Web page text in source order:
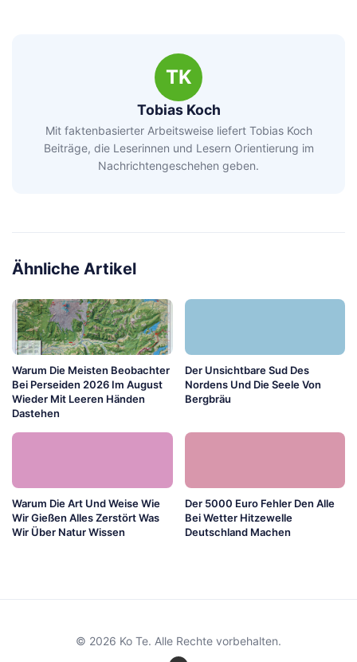
TK
Tobias Koch
Mit faktenbasierter Arbeitsweise liefert Tobias Koch
Beiträge, die Leserinnen und Lesern Orientierung im
Nachrichtengeschehen geben.
Ähnliche Artikel
Warum Die Meisten Beobachter
Bei Perseiden 2026 Im August
Wieder Mit Leeren Händen
Dastehen
Der Unsichtbare Sud Des
Nordens Und Die Seele Von
Bergbräu
Warum Die Art Und Weise Wie
Wir Gießen Alles Zerstört Was
Wir Über Natur Wissen
Der 5000 Euro Fehler Den Alle
Bei Wetter Hitzewelle
Deutschland Machen
© 2026 Ko Te. Alle Rechte vorbehalten.